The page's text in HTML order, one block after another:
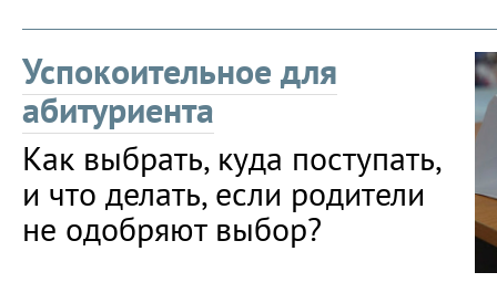
Успокоительное для
абитуриента
Как выбрать, куда поступать,
и что делать, если родители
не одобряют выбор?